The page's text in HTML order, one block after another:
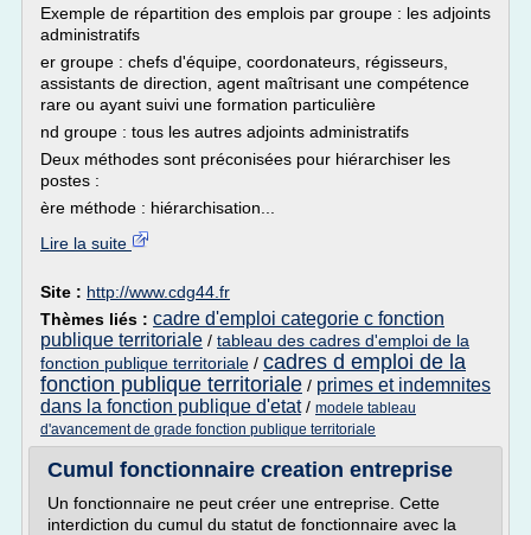
Exemple de répartition des emplois par groupe : les adjoints
administratifs
er groupe : chefs d'équipe, coordonateurs, régisseurs,
assistants de direction, agent maîtrisant une compétence
rare ou ayant suivi une formation particulière
nd groupe : tous les autres adjoints administratifs
Deux méthodes sont préconisées pour hiérarchiser les
postes :
ère méthode : hiérarchisation...
Lire la suite
Site : http://www.cdg44.fr
Thèmes liés : cadre d'emploi categorie c fonction
publique territoriale / tableau des cadres d'emploi de la
fonction publique territoriale / cadres d emploi de la
fonction publique territoriale / primes et indemnites
dans la fonction publique d'etat/ modele tableau
d'avancement de grade fonction publique territoriale
Cumul fonctionnaire creation entreprise
Un fonctionnaire ne peut créer une entreprise. Cette
interdiction du cumul du statut de fonctionnaire avec la